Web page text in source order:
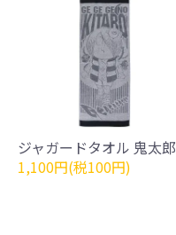
ジャガードタオル 鬼太郎
1,100円(税100円)